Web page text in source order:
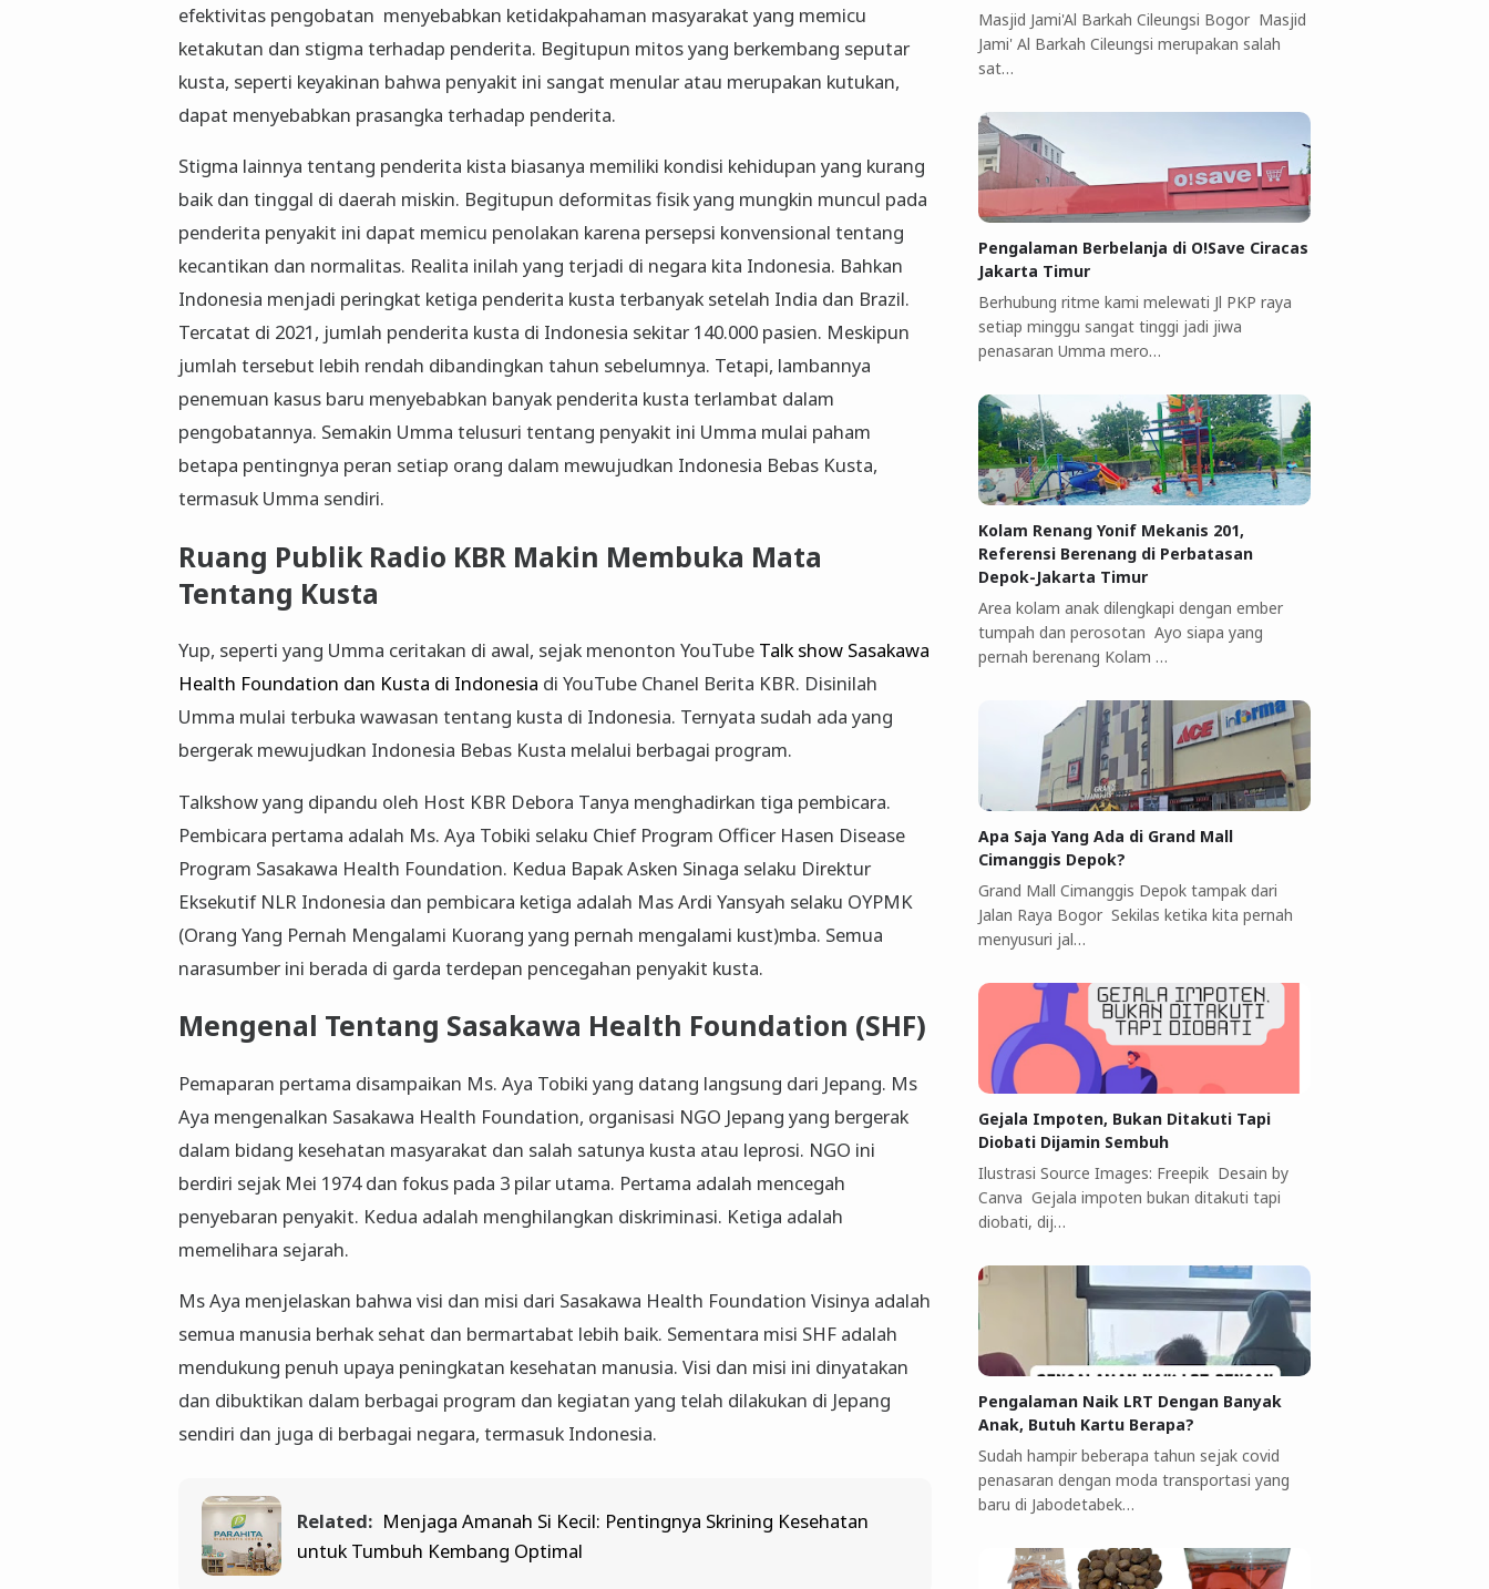
efektivitas pengobatan menyebabkan ketidakpahaman masyarakat yang memicu
ketakutan dan stigma terhadap penderita. Begitupun mitos yang berkembang seputar
kusta, seperti keyakinan bahwa penyakit ini sangat menular atau merupakan kutukan,
dapat menyebabkan prasangka terhadap penderita.
Stigma lainnya tentang penderita kista biasanya memiliki kondisi kehidupan yang kurang
baik dan tinggal di daerah miskin. Begitupun deformitas fisik yang mungkin muncul pada
penderita penyakit ini dapat memicu penolakan karena persepsi konvensional tentang
kecantikan dan normalitas. Realita inilah yang terjadi di negara kita Indonesia. Bahkan
Indonesia menjadi peringkat ketiga penderita kusta terbanyak setelah India dan Brazil.
Tercatat di 2021, jumlah penderita kusta di Indonesia sekitar 140.000 pasien. Meskipun
jumlah tersebut lebih rendah dibandingkan tahun sebelumnya. Tetapi, lambannya
penemuan kasus baru menyebabkan banyak penderita kusta terlambat dalam
pengobatannya. Semakin Umma telusuri tentang penyakit ini Umma mulai paham
betapa pentingnya peran setiap orang dalam mewujudkan Indonesia Bebas Kusta,
termasuk Umma sendiri.
Ruang Publik Radio KBR Makin Membuka Mata
Tentang Kusta
Yup, seperti yang Umma ceritakan di awal, sejak menonton YouTube Talk show Sasakawa
Health Foundation dan Kusta di Indonesia di YouTube Chanel Berita KBR. Disinilah
Umma mulai terbuka wawasan tentang kusta di Indonesia. Ternyata sudah ada yang
bergerak mewujudkan Indonesia Bebas Kusta melalui berbagai program.
Talkshow yang dipandu oleh Host KBR Debora Tanya menghadirkan tiga pembicara.
Pembicara pertama adalah Ms. Aya Tobiki selaku Chief Program Officer Hasen Disease
Program Sasakawa Health Foundation. Kedua Bapak Asken Sinaga selaku Direktur
Eksekutif NLR Indonesia dan pembicara ketiga adalah Mas Ardi Yansyah selaku OYPMK
(Orang Yang Pernah Mengalami Kuorang yang pernah mengalami kust)mba. Semua
narasumber ini berada di garda terdepan pencegahan penyakit kusta.
Mengenal Tentang Sasakawa Health Foundation (SHF)
Pemaparan pertama disampaikan Ms. Aya Tobiki yang datang langsung dari Jepang. Ms
Aya mengenalkan Sasakawa Health Foundation, organisasi NGO Jepang yang bergerak
dalam bidang kesehatan masyarakat dan salah satunya kusta atau leprosi. NGO ini
berdiri sejak Mei 1974 dan fokus pada 3 pilar utama. Pertama adalah mencegah
penyebaran penyakit. Kedua adalah menghilangkan diskriminasi. Ketiga adalah
memelihara sejarah.
Ms Aya menjelaskan bahwa visi dan misi dari Sasakawa Health Foundation Visinya adalah
semua manusia berhak sehat dan bermartabat lebih baik. Sementara misi SHF adalah
mendukung penuh upaya peningkatan kesehatan manusia. Visi dan misi ini dinyatakan
dan dibuktikan dalam berbagai program dan kegiatan yang telah dilakukan di Jepang
sendiri dan juga di berbagai negara, termasuk Indonesia.
Related: Menjaga Amanah Si Kecil: Pentingnya Skrining Kesehatan
untuk Tumbuh Kembang Optimal
Masjid Jami'Al Barkah Cileungsi Bogor Masjid
Jami' Al Barkah Cileungsi merupakan salah
sat…
Pengalaman Berbelanja di O!Save Ciracas
Jakarta Timur
Berhubung ritme kami melewati Jl PKP raya
setiap minggu sangat tinggi jadi jiwa
penasaran Umma mero…
Kolam Renang Yonif Mekanis 201,
Referensi Berenang di Perbatasan
Depok-Jakarta Timur
Area kolam anak dilengkapi dengan ember
tumpah dan perosotan Ayo siapa yang
pernah berenang Kolam …
Apa Saja Yang Ada di Grand Mall
Cimanggis Depok?
Grand Mall Cimanggis Depok tampak dari
Jalan Raya Bogor Sekilas ketika kita pernah
menyusuri jal…
Gejala Impoten, Bukan Ditakuti Tapi
Diobati Dijamin Sembuh
Ilustrasi Source Images: Freepik Desain by
Canva Gejala impoten bukan ditakuti tapi
diobati, dij…
Pengalaman Naik LRT Dengan Banyak
Anak, Butuh Kartu Berapa?
Sudah hampir beberapa tahun sejak covid
penasaran dengan moda transportasi yang
baru di Jabodetabek…